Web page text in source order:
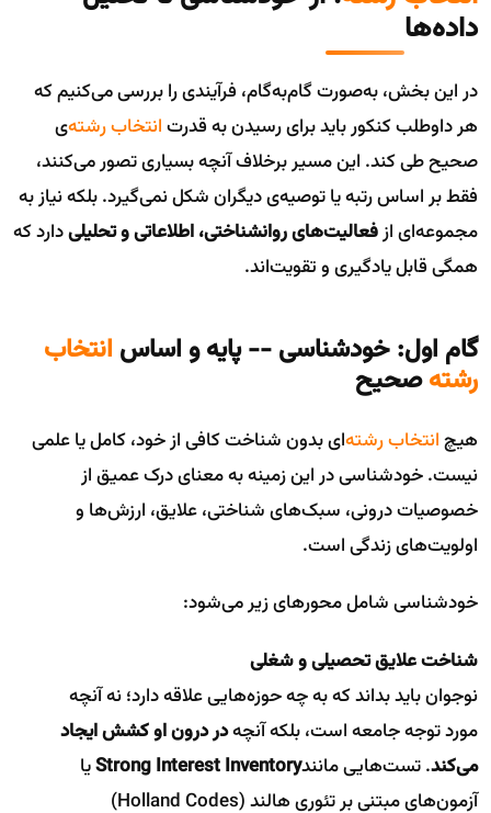
داده‌ها
در این بخش، به‌صورت گام‌به‌گام، فرآیندی را بررسی می‌کنیم که
هر داوطلب کنکور باید برای رسیدن به قدرتانتخاب رشته‌ی
صحیح طی کند. این مسیر برخلاف آنچه بسیاری تصور می‌کنند،
فقط بر اساس رتبه یا توصیه‌ی دیگران شکل نمی‌گیرد. بلکه نیاز به
مجموعه‌ای ازفعالیت‌های روانشناختی، اطلاعاتی و تحلیلیدارد که
همگی قابل یادگیری و تقویت‌اند.
گام اول: خودشناسی -- پایه و اساس انتخاب
رشتهصحیح
هیچانتخاب رشته‌ای بدون شناخت کافی از خود، کامل یا علمی
نیست. خودشناسی در این زمینه به معنای درک عمیق از
خصوصیات درونی، سبک‌های شناختی، علایق، ارزش‌ها و
اولویت‌های زندگی است.
خودشناسی شامل محورهای زیر می‌شود:
شناخت علایق تحصیلی و شغلی
نوجوان باید بداند که به چه حوزه‌هایی علاقه دارد؛ نه آنچه
مورد توجه جامعه است، بلکه آنچهدر درون او کشش ایجاد
می‌کند. تست‌هایی مانندStrong Interest Inventoryیا
آزمون‌های مبتنی بر تئوری هالند (Holland Codes)